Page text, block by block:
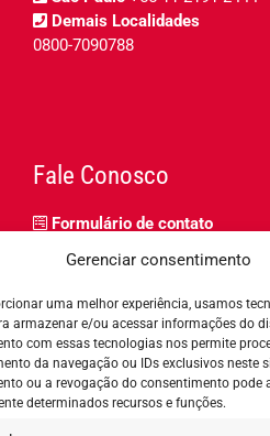
Gerenciar consentimento
uma melhor experiência, usamos
armazenar e/ou acessar informações do
com essas tecnologias nos permite
da navegação ou IDs exclusivos neste
ou a revogação do consentimento pode
determinados recursos e funções.
Demais Localidades
0800-7090788
Fale Conosco
Formulário de contato
Relatório de igualdade salarial
Horário de Atendimento: